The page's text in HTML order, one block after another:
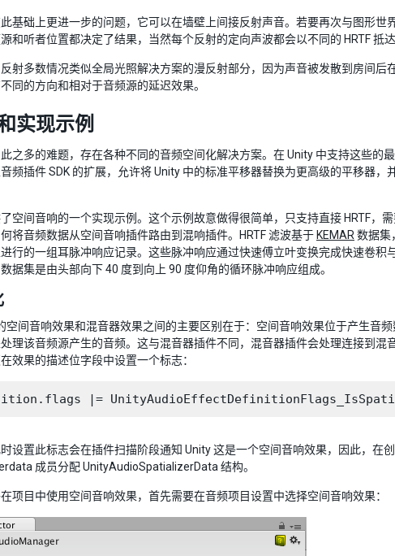
基础上更进一步的问题，它可以在墙壁上间接反射声音。若要再次与图形
源和听者位置都决定了结果，当然每个反射的定向声波都会以不同的 HRTF 抵
射多数情况类似全局光照解决方案的漫反射部分，因为声音被发散到房间
同的方向和相对于音频源的延迟效果。
实现示例
之多的难题，存在各种不同的音频空间化解决方案。在 Unity 中支持这些的
频插件 SDK 的扩展，允许将 Unity 中的标准平移器替换为更高级的平移器
空间音响的一个实现示例。这个示例故意做得很简单，只支持直接 HRTF，
将音频数据从空间音响插件路由到混响插件。HRTF 滤波基于 KEMAR 数据集
行的一组耳脉冲响应记录。这些脉冲响应通过快速傅立叶变换完成快速卷
据集是由头部向下 40 度到向上 90 度仰角的循环脉冲响应组成。
空间音响效果和混音器效果之间的主要区别在于：空间音响效果位于产生音
理该音频源产生的音频。这与混音器插件不同，混音器插件会处理连接到
效果的描述位字段中设置一个标志：
设置此标志会在插件扫描阶段通知 Unity 这是一个空间音响效果，因此，
成员分配 UnityAudioSpatializerData 结构。
项目中使用空间音响效果，首先需要在音频项目设置中选择空间音响效果：